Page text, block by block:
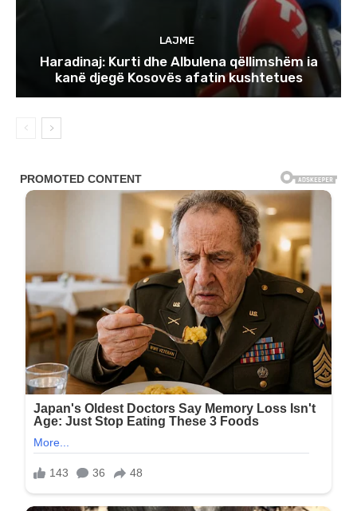
LAJME
Haradinaj: Kurti dhe Albulena qëllimshëm ia
kanë djegë Kosovës afatin kushtetues